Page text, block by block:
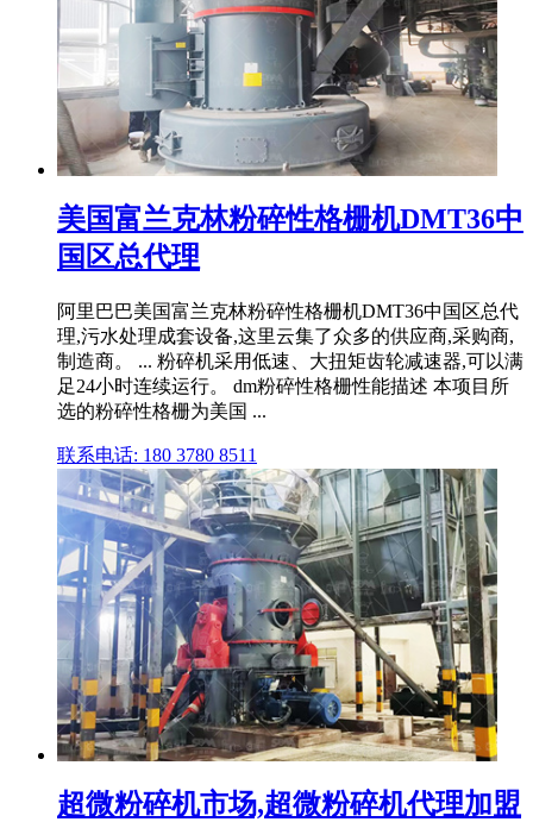
美国富兰克林粉碎性格栅机DMT36中
国区总代理
阿里巴巴美国富兰克林粉碎性格栅机DMT36中国区总代
理,污水处理成套设备,这里云集了众多的供应商,采购商,
制造商。 ... 粉碎机采用低速、大扭矩齿轮减速器,可以满
足24小时连续运行。 dm粉碎性格栅性能描述 本项目所
选的粉碎性格栅为美国 ...
联系电话: 180 3780 8511
超微粉碎机市场,超微粉碎机代理加盟